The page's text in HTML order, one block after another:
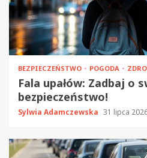
BEZPIECZEŃSTWO POGODA
Fala upałów: Zadbaj o
bezpieczeństwo!
Sylwia Adamczewska 31 lipca